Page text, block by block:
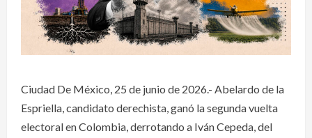
Ciudad De México, 25 de junio de 2026.- Abelardo de la
Espriella, candidato derechista, ganó la segunda vuelta
electoral en Colombia, derrotando a Iván Cepeda, del